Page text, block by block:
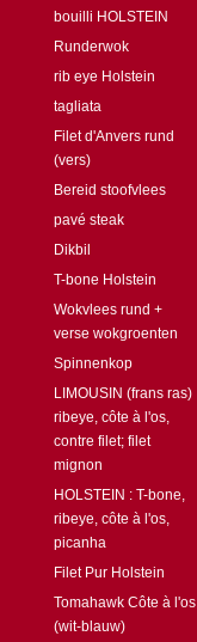
bouilli HOLSTEIN
Runderwok
rib eye Holstein
tagliata
Filet d'Anvers rund
(vers)
Bereid stoofvlees
pavé steak
Dikbil
T-bone Holstein
Wokvlees rund +
verse wokgroenten
Spinnenkop
LIMOUSIN (frans ras)
ribeye, côte à l'os,
contre filet; filet
mignon
HOLSTEIN : T-bone,
ribeye, côte à l'os,
picanha
Filet Pur Holstein
Tomahawk Côte à l'os
(wit-blauw)